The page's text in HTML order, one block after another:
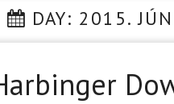
DAY: 2015.